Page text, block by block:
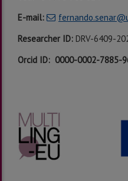
E-mail:
Researcher ID: DRV-6409-
Orcid ID: 0000-0002-7885-